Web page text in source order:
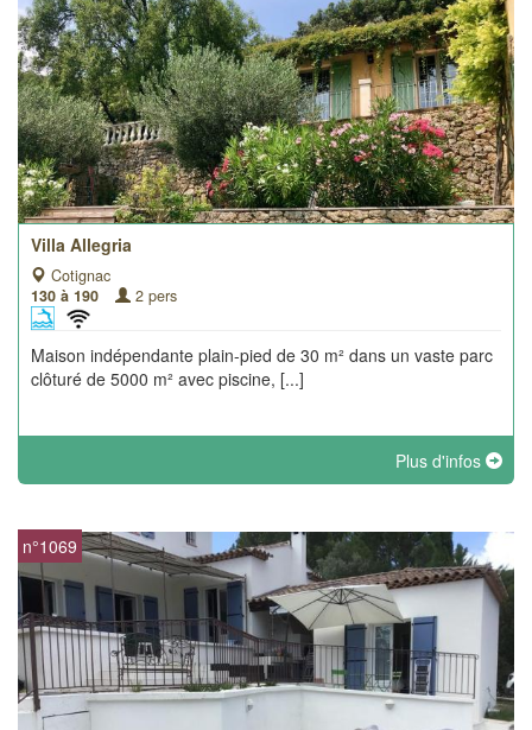
Villa Allegria
Cotignac
130 à 190
2 pers
Maison indépendante plain-pied de 30 m² dans un vaste parc
clôturé de 5000 m² avec piscine, [...]
Plus d'infos
n°1069